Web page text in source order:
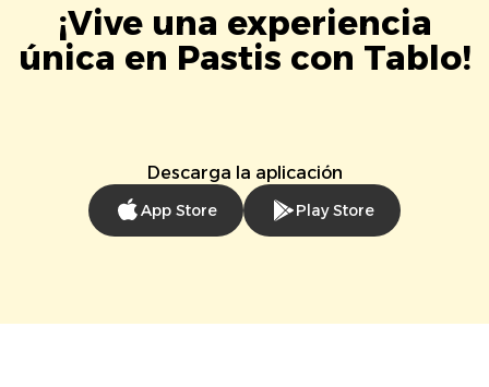
¡Vive una experiencia
única en Pastis con Tablo!
Descarga la aplicación
App Store Play Store